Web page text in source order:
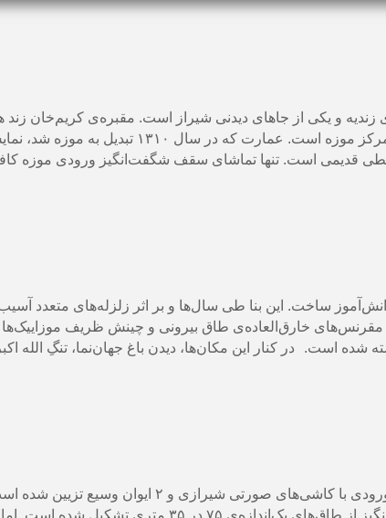
و یکی از جاهای دیدنی شیراز است. مقبره‌ی کریم‌‌خان زند
گردش در باغ از لذایذ این موزه‌گردی است، اما گل‌سرسبد آن، طاق
قدیمی است. تنها تماشای سقف شگفت‌انگیز ورودی موزه
فرماندار شیراز در قرن دهم هجری، این مدرسه را برای حدود ۱۰۰ دانش‌آموز ساخت. این بنا طی سال‌ها و بر اثر
مقرنس‌های خارق‌العاده‌ی طاق بیرونی و چینش ظریف
شده است.
در کنار این مکان‌ها، دیدن باغ جهان‌نما، تنگِ الله
مسجد وکیل که در همسایگی بازار وکیل واقع شده است، درگاه چشمگیری دارد؛
شاه‌نشین و ایوان‌های کوچک محصور شده است. شبستان مسجد به‌شکلی شگفت‌انگیز